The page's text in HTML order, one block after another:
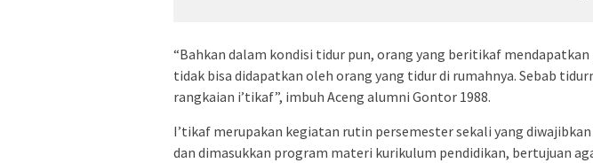
“Bahkan dalam kondisi tidur pun, orang yang beritikaf mendapatkan
tidak bisa didapatkan oleh orang yang tidur di rumahnya. Sebab
rangkaian i’tikaf”, imbuh Aceng alumni Gontor 1988.
I’tikaf merupakan kegiatan rutin persemester sekali yang
dan dimasukkan program materi kurikulum pendidikan, bertujuan